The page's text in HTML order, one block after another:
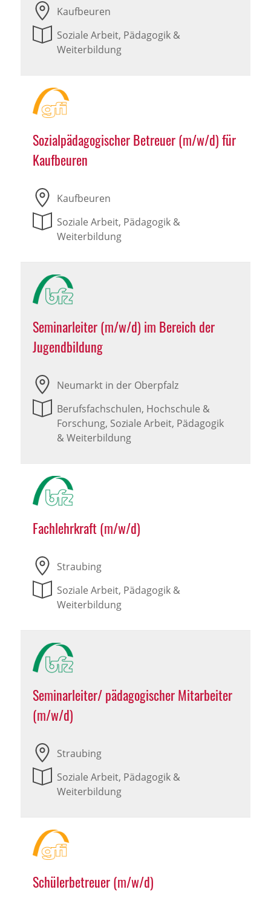
Kaufbeuren
Soziale Arbeit, Pädagogik &
Weiterbildung
Sozialpädagogischer Betreuer (m/w/d) für
Kaufbeuren
Kaufbeuren
Soziale Arbeit, Pädagogik &
Weiterbildung
Seminarleiter (m/w/d) im Bereich der
Jugendbildung
Neumarkt in der Oberpfalz
Berufsfachschulen, Hochschule &
Forschung, Soziale Arbeit, Pädagogik
& Weiterbildung
Fachlehrkraft (m/w/d)
Straubing
Soziale Arbeit, Pädagogik &
Weiterbildung
Seminarleiter/ pädagogischer Mitarbeiter
(m/w/d)
Straubing
Soziale Arbeit, Pädagogik &
Weiterbildung
Schülerbetreuer (m/w/d)